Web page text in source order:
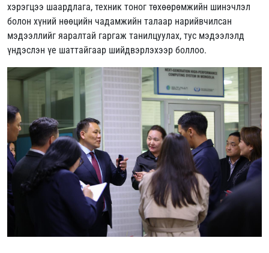
хэрэгцээ шаардлага, техник тоног төхөөрөмжийн шинэчлэл
болон хүний нөөцийн чадамжийн талаар нарийвчилсан
мэдээллийг яаралтай гаргаж танилцуулах, тус мэдээлэлд
үндэслэн үе шаттайгаар шийдвэрлэхээр боллоо.